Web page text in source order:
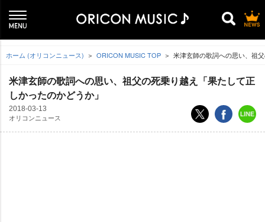
ホーム (オリコンニュース) ORICON MUSIC TOP 米津玄師の歌詞への思い、祖
米津玄師の歌詞への思い、祖父の死乗り越え「果たして正
しかったのかどうか」
2018-03-13
オリコンニュース